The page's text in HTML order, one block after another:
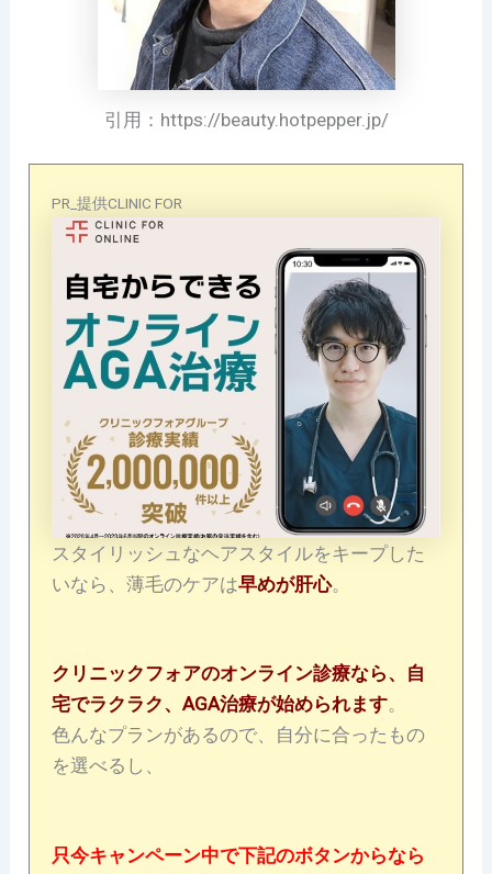
引用：https://beauty.hotpepper.jp/
PR_提供CLINIC FOR
スタイリッシュなヘアスタイルをキープした
いなら、薄毛のケアは早めが肝心。
クリニックフォアのオンライン診療なら、自
宅でラクラク、AGA治療が始められます。
色んなプランがあるので、自分に合ったもの
を選べるし、
只今キャンペーン中で下記のボタンからなら